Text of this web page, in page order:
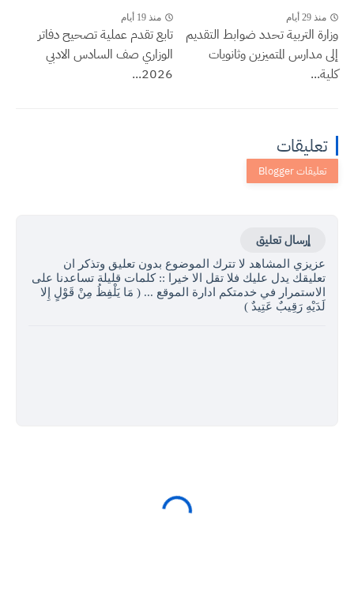
منذ 29 أيام
وزارة التربية تحدد ضوابط التقديم
إلى مدارس المتميزين وثانويات
كلية...
منذ 19 أيام
تابع تقدم عملية تصحيح دفاتر
الوزاري صف السادس الادبي
2026...
تعليقات
إرسال تعليق
عزيزي المشاهد لا تترك الموضوع بدون تعليق وتذكر ان
تعليقك يدل عليك فلا تقل الا خيرا :: كلمات قليلة تساعدنا على
الاستمرار في خدمتكم ادارة الموقع ... ( مَا يَلْفِظُ مِنْ قَوْلٍ إِلا
لَدَيْهِ رَقِيبٌ عَتِيدٌ )